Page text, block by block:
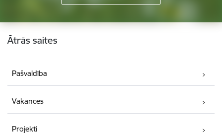
Kājene
Ātrās saites
Pašvaldība
Vakances
Projekti